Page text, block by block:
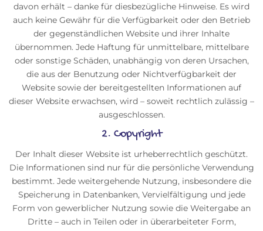
davon erhält – danke für diesbezügliche Hinweise. Es wird
auch keine Gewähr für die Verfügbarkeit oder den Betrieb
der gegenständlichen Website und ihrer Inhalte
übernommen. Jede Haftung für unmittelbare, mittelbare
oder sonstige Schäden, unabhängig von deren Ursachen,
die aus der Benutzung oder Nichtverfügbarkeit der
Website sowie der bereitgestellten Informationen auf
dieser Website erwachsen, wird – soweit rechtlich zulässig –
ausgeschlossen.
2. Copyright
Der Inhalt dieser Website ist urheberrechtlich geschützt.
Die Informationen sind nur für die persönliche Verwendung
bestimmt. Jede weitergehende Nutzung, insbesondere die
Speicherung in Datenbanken, Vervielfältigung und jede
Form von gewerblicher Nutzung sowie die Weitergabe an
Dritte – auch in Teilen oder in überarbeiteter Form,